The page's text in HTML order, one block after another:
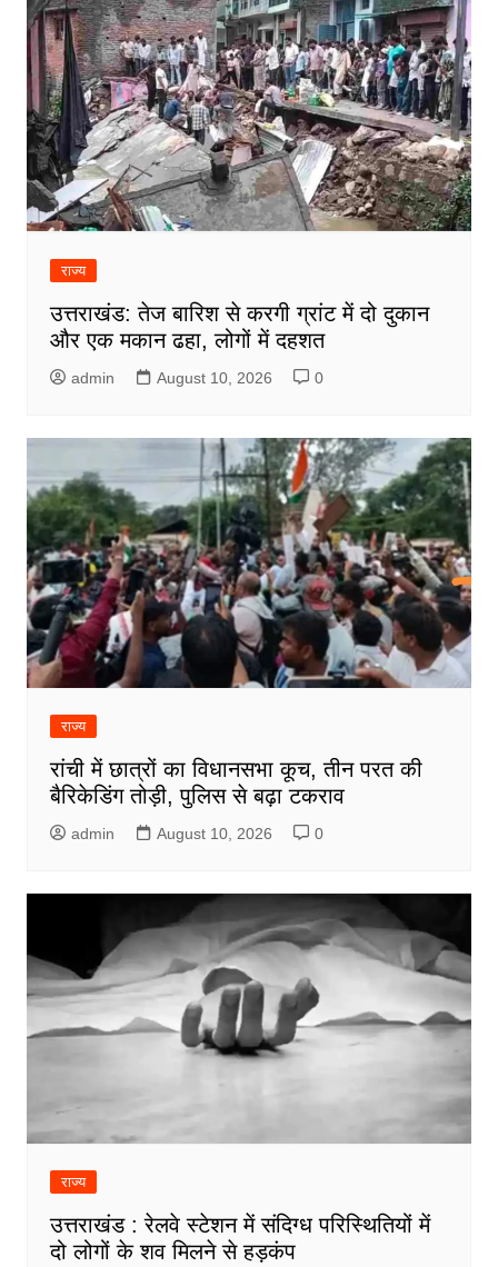
राज्य
उत्तराखंड: तेज बारिश से करगी ग्रांट में दो दुकान
और एक मकान ढहा, लोगों में दहशत
admin August 10, 2026 0
राज्य
रांची में छात्रों का विधानसभा कूच, तीन परत की
बैरिकेडिंग तोड़ी, पुलिस से बढ़ा टकराव
admin August 10, 2026 0
राज्य
उत्तराखंड : रेलवे स्टेशन में संदिग्ध परिस्थितियों में
दो लोगों के शव मिलने से हड़कंप